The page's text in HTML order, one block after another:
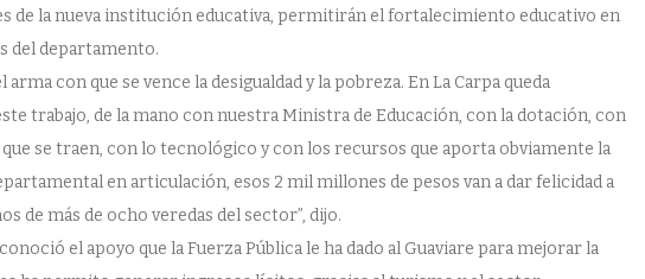
de la nueva institución educativa, permitirán el fortalecimiento educativo en
del departamento.
arma con que se vence la desigualdad y la pobreza. En La Carpa queda
trabajo, de la mano con nuestra Ministra de Educación, con la dotación, con
se traen, con lo tecnológico y con los recursos que aporta obviamente la
en articulación, esos 2 mil millones de pesos van a dar felicidad a
de más de ocho veredas del sector”, dijo.
el apoyo que la Fuerza Pública le ha dado al Guaviare para mejorar la